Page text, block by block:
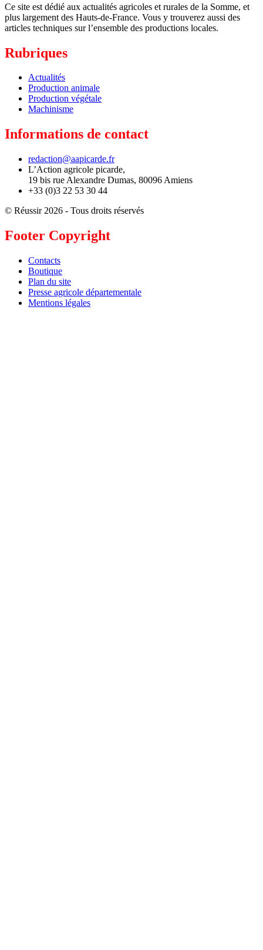
Ce site est dédié aux actualités agricoles et rurales de la Somme, et
plus largement des Hauts-de-France. Vous y trouverez aussi des
articles techniques sur l’ensemble des productions locales.
Rubriques
Actualités
Production animale
Production végétale
Machinisme
Informations de contact
redaction@aapicarde.fr
L’Action agricole picarde,
19 bis rue Alexandre Dumas, 80096 Amiens
+33 (0)3 22 53 30 44
© Réussir 2026 - Tous droits réservés
Footer Copyright
Contacts
Boutique
Plan du site
Presse agricole départementale
Mentions légales